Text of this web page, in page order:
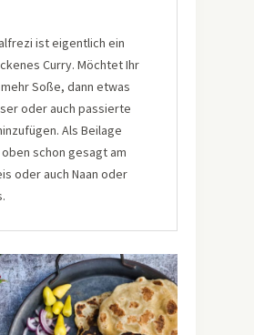
ist eigentlich ein
Curry. Möchtet Ihr
Soße, dann etwas
oder auch passierte
Als Beilage
schon gesagt am
oder auch Naan oder